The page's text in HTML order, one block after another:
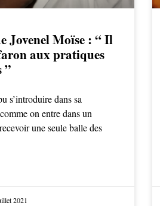
Jovenel Moïse : “ Il
aux pratiques
”
s’introduire dans sa
on entre dans un
une seule balle des
2021